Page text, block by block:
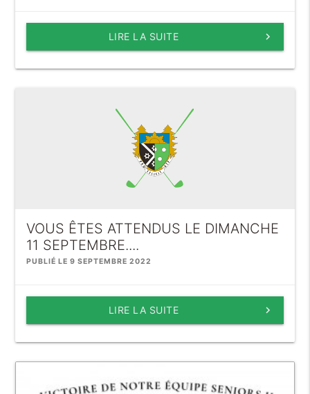
keyboard_arrow_right
LIRE LA SUITE
VOUS ÊTES ATTENDUS LE DIMANCHE
11 SEPTEMBRE....
PUBLIÉ LE 9 SEPTEMBRE 2022
keyboard_arrow_right
LIRE LA SUITE